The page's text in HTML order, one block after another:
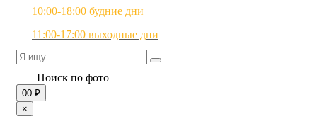
10:00-18:00 будние дни
11:00-17:00 выходные дни
Поиск по фото
00 ₽
×